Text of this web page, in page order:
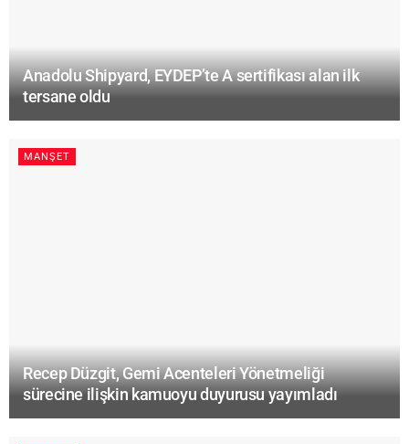
Anadolu Shipyard, EYDEP’te A sertifikası alan ilk
tersane oldu
MANŞET
Recep Düzgit, Gemi Acenteleri Yönetmeliği
sürecine ilişkin kamuoyu duyurusu yayımladı